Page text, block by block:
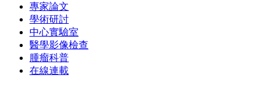
專家論文
學術研討
中心實驗室
醫學影像檢查
腫瘤科普
在線連載